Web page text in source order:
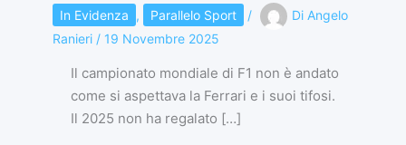
In Evidenza , Parallelo Sport / Di Angelo
Ranieri / 19 Novembre 2025
Il campionato mondiale di F1 non è andato
come si aspettava la Ferrari e i suoi tifosi.
Il 2025 non ha regalato […]